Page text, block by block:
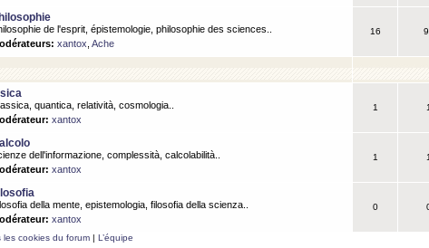
de l'esprit, épistemologie, philosophie des sciences..
xantox Ache
16
quantica, relatività, cosmologia..
xantox
1 1
dell'informazione, complessità, calcolabilità..
xantox
1 1
della mente, epistemologia, filosofia della scienza..
xantox
0
les cookies du forum | L’équipe